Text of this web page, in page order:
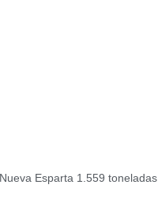
Esparta 1.559